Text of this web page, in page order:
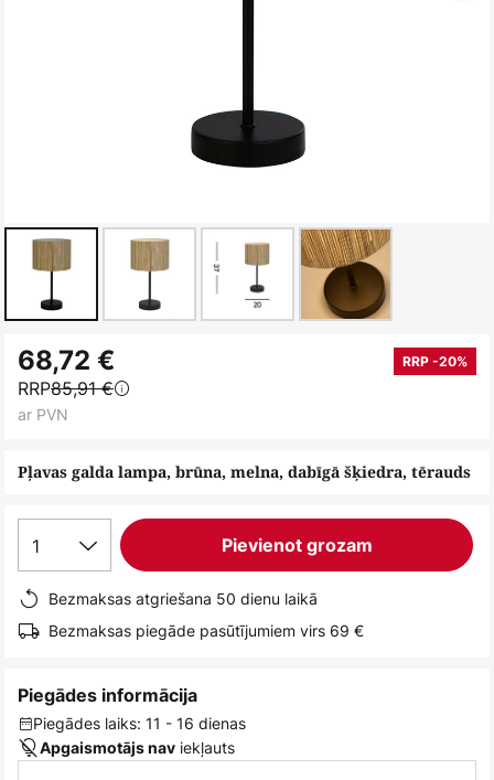
uz
galerijas
sākumu
Pļavas galda lampa, brūna, melna, dabīgā šķiedra, tērauds
68,72 € RRP -20%
RRP85,91 €
ar PVN
1 Pievienot grozam
Bezmaksas atgriešana 50 dienu laikā
Bezmaksas piegāde pasūtījumiem virs 69 €
Piegādes informācija
Piegādes laiks: 11 - 16 dienas
Apgaismotājs nav iekļauts